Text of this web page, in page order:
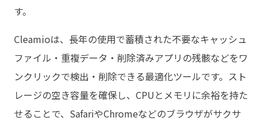
す。
Cleamioは、長年の使用で蓄積された不要なキャッシュ
ファイル・重複データ・削除済みアプリの残骸などをワ
ンクリックで検出・削除できる最適化ツールです。スト
レージの空き容量を確保し、CPUとメモリに余裕を持た
せることで、SafariやChromeなどのブラウザがサクサ